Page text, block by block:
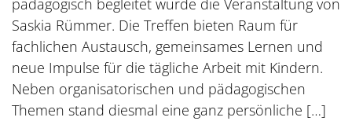
pädagogisch begleitet wurde die Veranstaltung von
Saskia Rümmer. Die Treffen bieten Raum für
fachlichen Austausch, gemeinsames Lernen und
neue Impulse für die tägliche Arbeit mit Kindern.
Neben organisatorischen und pädagogischen
Themen stand diesmal eine ganz persönliche […]